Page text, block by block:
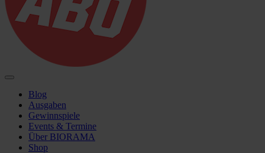
Blog
Ausgaben
Gewinnspiele
Events & Termine
Über BIORAMA
Shop